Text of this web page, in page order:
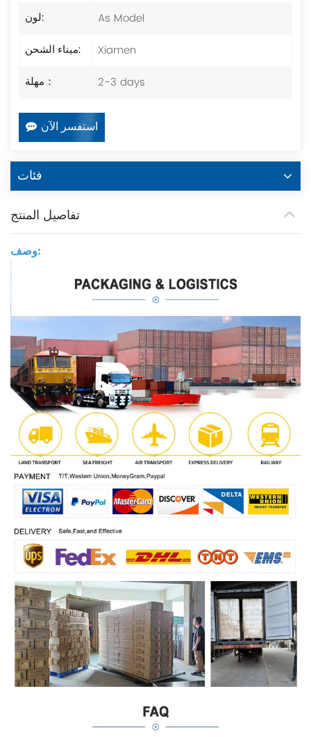
لون:
As Model
ميناء الشحن:
Xiamen
مهلة：
2-3 days
استفسر الآن
فئات
تفاصيل المنتج
وصف: